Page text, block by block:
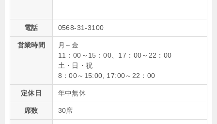
電話 0568-31-3100
営業時間
月～金
11：00～15：00、17：00～22：00
土・日・祝
8：00～15:00, 17:00～22：00
定休日 年中無休
席数 30席